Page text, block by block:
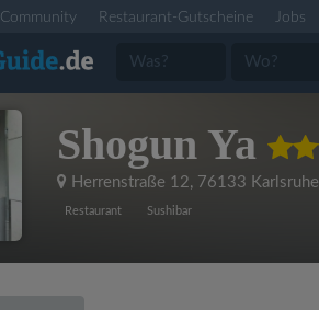
Community Restaurant-Gutscheine Jobs
Shogun Ya
Herrenstraße 12, 76133 Karlsruhe
Restaurant Sushibar